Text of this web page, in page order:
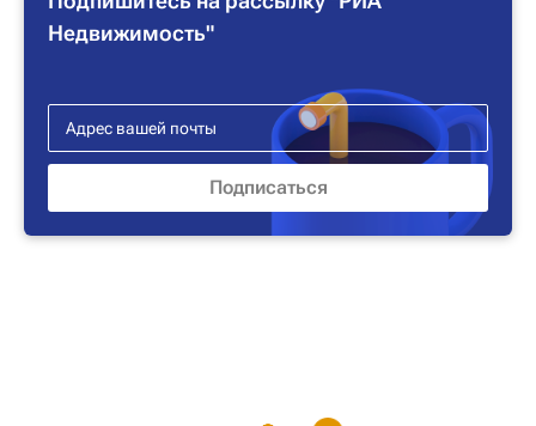
Недвижимость"